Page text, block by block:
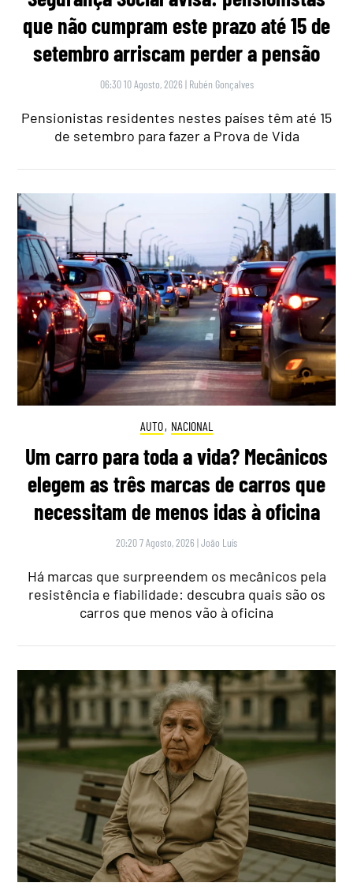
que não cumpram este prazo até 15 de
setembro arriscam perder a pensão
06:30 10 Agosto, 2026 | Rubén Gonçalves
Pensionistas residentes nestes países têm até 15
de setembro para fazer a Prova de Vida
AUTO, NACIONAL
Um carro para toda a vida? Mecânicos
elegem as três marcas de carros que
necessitam de menos idas à oficina
20:20 7 Agosto, 2026 |João Luís
Há marcas que surpreendem os mecânicos pela
resistência e fiabilidade: descubra quais são os
carros que menos vão à oficina